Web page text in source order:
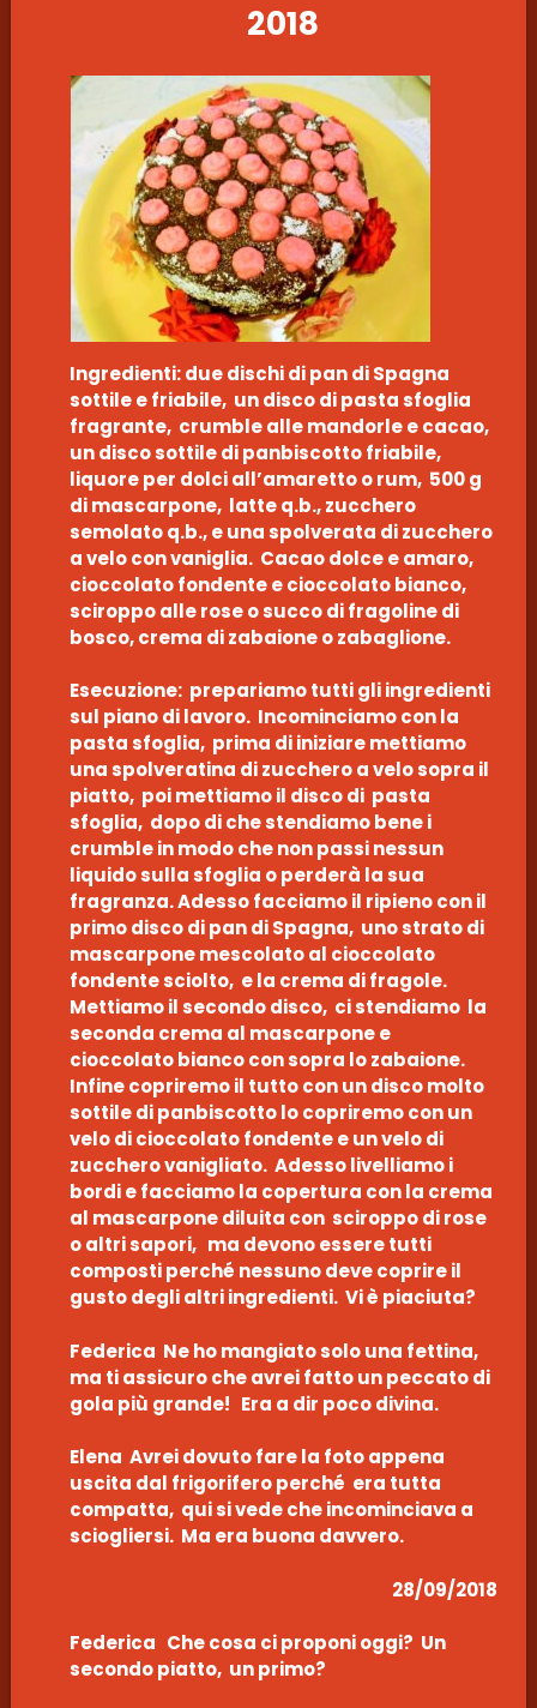
2018
Ingredienti: due dischi di pan di Spagna
sottile e friabile, un disco di pasta sfoglia
fragrante, crumble alle mandorle e cacao,
un disco sottile di panbiscotto friabile,
liquore per dolci all’amaretto o rum, 500 g
di mascarpone, latte q.b., zucchero
semolato q.b., e una spolverata di zucchero
a velo con vaniglia. Cacao dolce e amaro,
cioccolato fondente e cioccolato bianco,
sciroppo alle rose o succo di fragoline di
bosco, crema di zabaione o zabaglione.
Esecuzione: prepariamo tutti gli ingredienti
sul piano di lavoro. Incominciamo con la
pasta sfoglia, prima di iniziare mettiamo
una spolveratina di zucchero a velo sopra il
piatto, poi mettiamo il disco di pasta
sfoglia, dopo di che stendiamo bene i
crumble in modo che non passi nessun
liquido sulla sfoglia o perderà la sua
fragranza. Adesso facciamo il ripieno con il
primo disco di pan di Spagna, uno strato di
mascarpone mescolato al cioccolato
fondente sciolto, e la crema di fragole.
Mettiamo il secondo disco, ci stendiamo la
seconda crema al mascarpone e
cioccolato bianco con sopra lo zabaione.
Infine copriremo il tutto con un disco molto
sottile di panbiscotto lo copriremo con un
velo di cioccolato fondente e un velo di
zucchero vanigliato. Adesso livelliamo i
bordi e facciamo la copertura con la crema
al mascarpone diluita con sciroppo di rose
o altri sapori, ma devono essere tutti
composti perché nessuno deve coprire il
gusto degli altri ingredienti. Vi è piaciuta?
Federica Ne ho mangiato solo una fettina,
ma ti assicuro che avrei fatto un peccato di
gola più grande! Era a dir poco divina.
Elena Avrei dovuto fare la foto appena
uscita dal frigorifero perché era tutta
compatta, qui si vede che incominciava a
sciogliersi. Ma era buona davvero.
28/09/2018
Federica Che cosa ci proponi oggi? Un
secondo piatto, un primo?